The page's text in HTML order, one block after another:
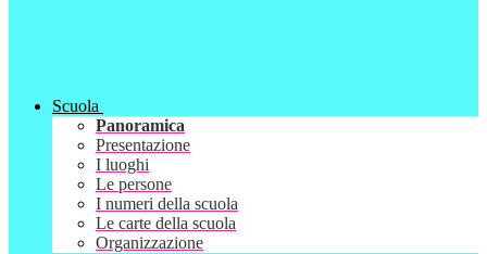
Scuola
Panoramica
Presentazione
I luoghi
Le persone
I numeri della scuola
Le carte della scuola
Organizzazione